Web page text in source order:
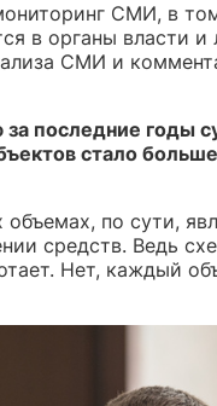
СМИ, в
в органы власти
СМИ и
последние годы
стало
по сути,
средств. Ведь
Нет, каждый